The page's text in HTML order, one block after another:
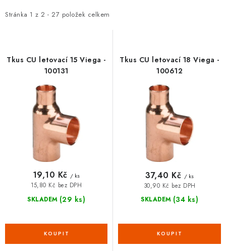
O NÁS
DOPRAVA A PLATBA
VRÁCENÍ ZBOŽÍ A REKLAMACE
MOJE OBJEDNÁVKA
ZNAČKY
Hodnocení obchodu
Doprava a platba
Kontakt
Obchodní podmínky
i
r
Stránka 1 z 2 - 27 položek celkem
e
p
Tkus CU letovací 15 Viega -
100131
SKLADEM (29 ks)
15,80 Kč bez DPH
19,10 Kč / ks
Tkus CU letovací 18 Viega -
100612
SKLADEM (34 ks)
30,90 Kč bez DPH
37,40 Kč / ks